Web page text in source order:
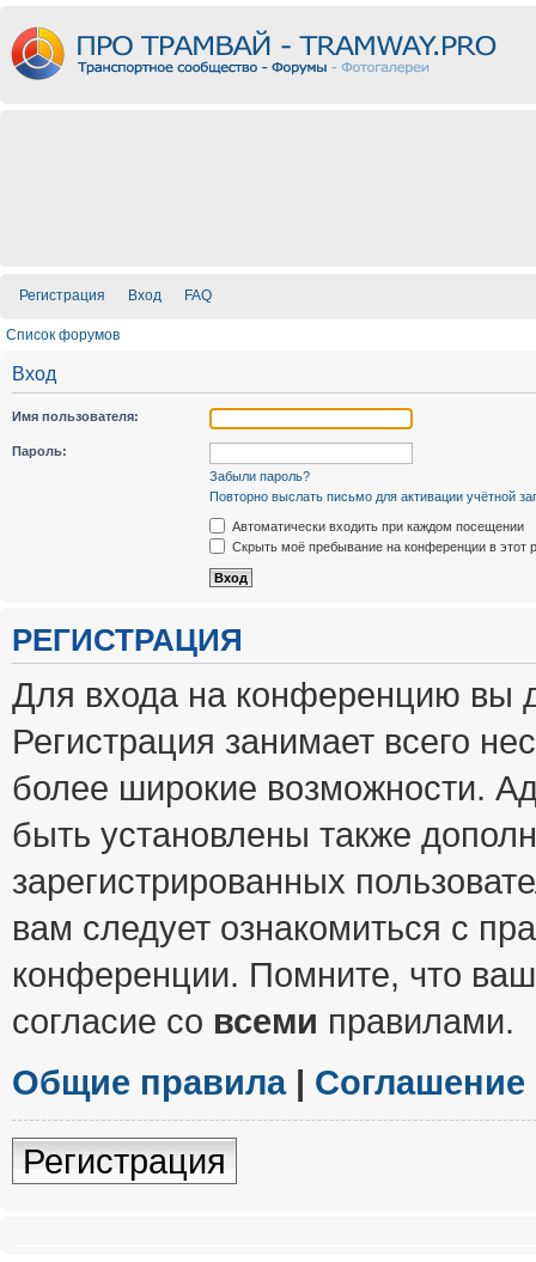
Регистрация Вход FAQ
Список форумов
Вход
Имя пользователя:
Пароль:
Забыли пароль?
Повторно выслать письмо для активации учётной
Автоматически входить при каждом посещении
Скрыть моё пребывание на конференции в этот
РЕГИСТРАЦИЯ
Для входа на конференцию вы
Регистрация занимает всего
более широкие возможности.
быть установлены также
зарегистрированных
вам следует ознакомиться с
конференции. Помните, что
согласие со всеми правилами.
Общие правила|
Регистрация